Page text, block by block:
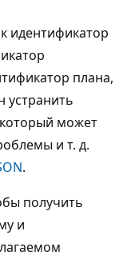
идентификатор
плана,
устранить
который может
и т. д.
.
получить
и